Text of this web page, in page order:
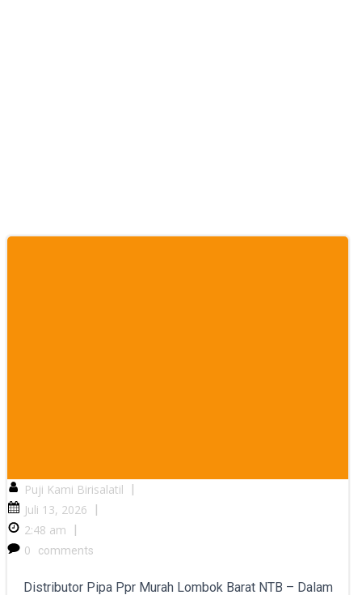
Puji Kami Birisalatil
|
Juli 13, 2026
|
2:48 am
|
0
comments
Distributor Pipa Ppr Murah Lombok Barat NTB – Dalam